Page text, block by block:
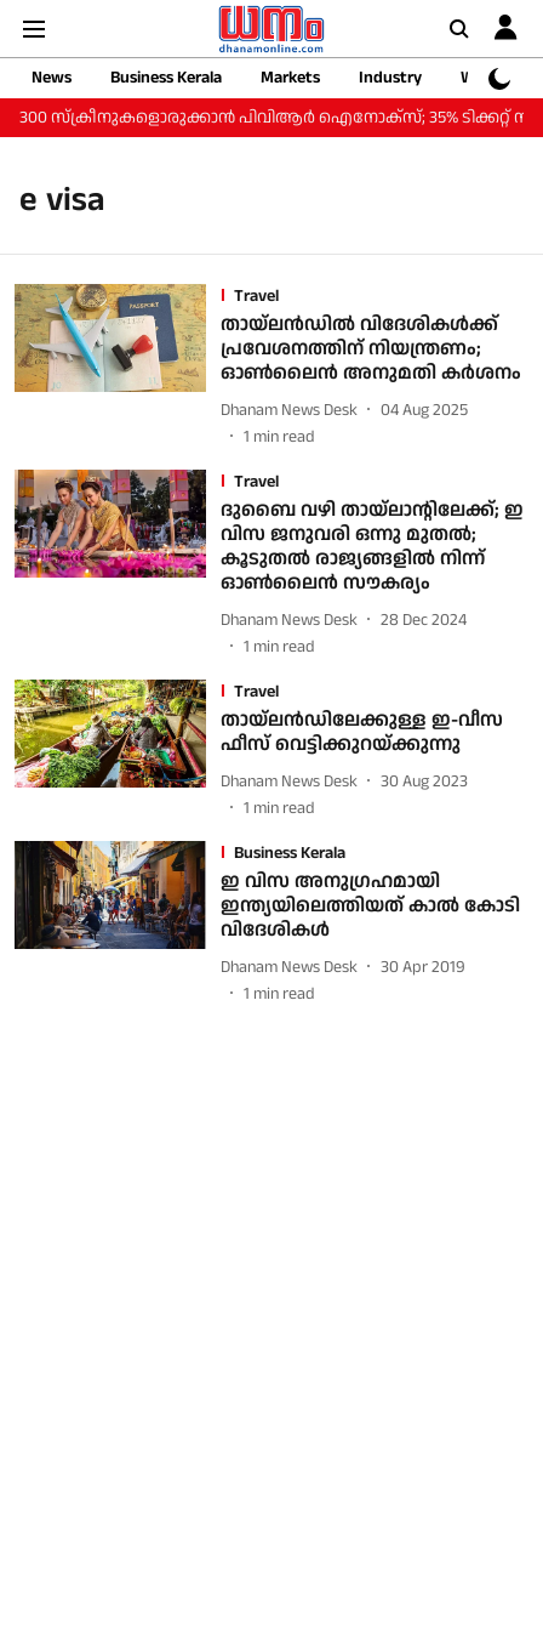
News Business Kerala Markets Industry
Web
300 സ്‌ക്രീനുകളൊരുക്കാന്‍ പിവിആര്‍ ഐനോക്‌സ്; 35% ടിക്കറ്റ്
e visa
Travel
തായ്‌ലന്‍ഡില്‍ വിദേശികള്‍ക്ക്
പ്രവേശനത്തിന് നിയന്ത്രണം;
ഓണ്‍ലൈന്‍ അനുമതി കര്‍ശനം
Dhanam News Desk
04 Aug 2025
1 min read
Travel
ദുബൈ വഴി തായ്‌ലാന്റിലേക്ക്; ഇ
വിസ ജനുവരി ഒന്നു മുതല്‍;
കൂടുതല്‍ രാജ്യങ്ങളില്‍ നിന്ന്
ഓണ്‍ലൈന്‍ സൗകര്യം
Dhanam News Desk
28 Dec 2024
1 min read
Travel
തായ്‌ലന്‍ഡിലേക്കുള്ള ഇ-വീസ
ഫീസ് വെട്ടിക്കുറയ്ക്കുന്നു
Dhanam News Desk
30 Aug 2023
1 min read
Business Kerala
ഇ വിസ അനുഗ്രഹമായി
ഇന്ത്യയിലെത്തിയത് കാല്‍ കോടി
വിദേശികള്‍
Dhanam News Desk
30 Apr 2019
1 min read